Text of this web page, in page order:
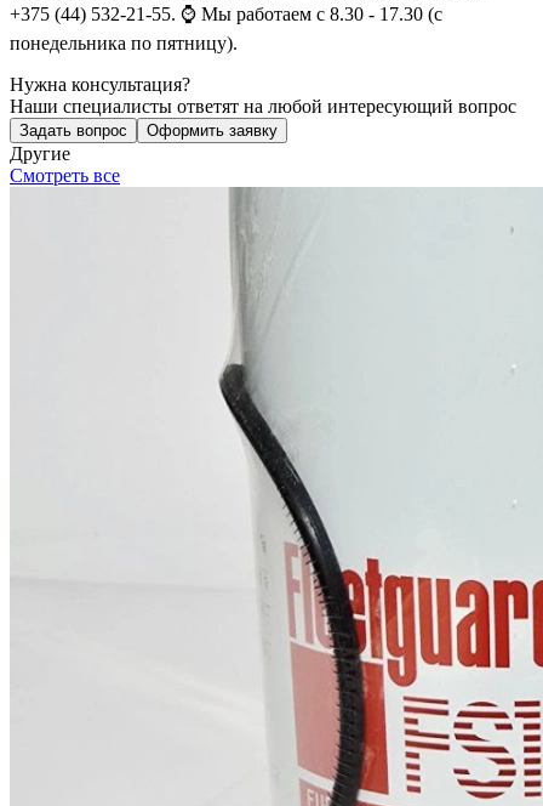
+375 (44) 532-21-55. ⌚ Мы работаем с 8.30 - 17.30 (с
понедельника по пятницу).
Нужна консультация?
Наши специалисты ответят на любой интересующий вопрос
Задать вопрос Оформить заявку
Другие
Смотреть все